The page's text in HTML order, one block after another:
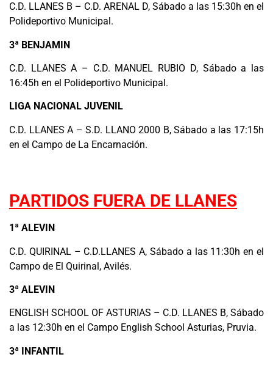
C.D. LLANES B – C.D. ARENAL D, Sábado a las 15:30h en el
Polideportivo Municipal.
3ª BENJAMIN
C.D. LLANES A – C.D. MANUEL RUBIO D, Sábado a las
16:45h en el Polideportivo Municipal.
LIGA NACIONAL JUVENIL
C.D. LLANES A – S.D. LLANO 2000 B, Sábado a las 17:15h
en el Campo de La Encarnación.
PARTIDOS FUERA DE LLANES
1ª ALEVIN
C.D. QUIRINAL – C.D.LLANES A, Sábado a las 11:30h en el
Campo de El Quirinal, Avilés.
3ª ALEVIN
ENGLISH SCHOOL OF ASTURIAS – C.D. LLANES B, Sábado
a las 12:30h en el Campo English School Asturias, Pruvia.
3ª INFANTIL